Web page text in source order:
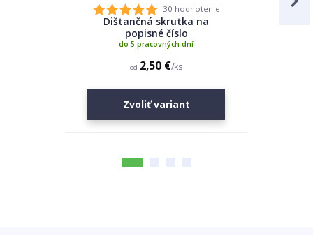
30 hodnotenie
Dištančná skrutka na
popisné číslo
od 2,50 €/ks
do 5 pracovných dní
Zvoliť variant